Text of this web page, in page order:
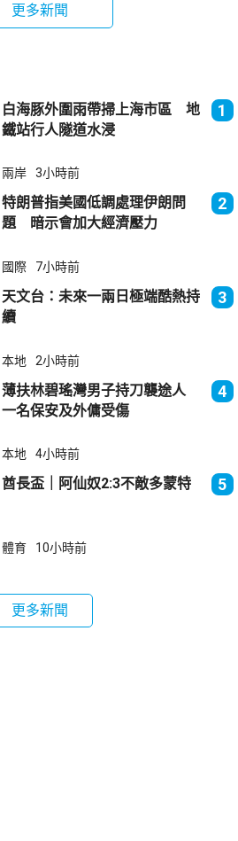
更多新聞
白海豚外圍雨帶掃上海市區 地
鐵站行人隧道水浸
1
兩岸 3小時前
特朗普指美國低調處理伊朗問
題 暗示會加大經濟壓力
2
國際 7小時前
天文台：未來一兩日極端酷熱持
續
3
本地 2小時前
薄扶林碧瑤灣男子持刀襲途人
一名保安及外傭受傷
4
本地 4小時前
酋長盃｜阿仙奴2:3不敵多蒙特 5
體育 10小時前
更多新聞